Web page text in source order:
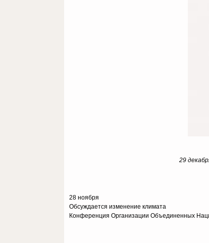
29
28 ноября
Обсуждается изменение климата
Конференция Организации Объединенных